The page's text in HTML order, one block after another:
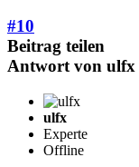
#10
Beitrag teilen
Antwort von ulfx
ulfx
Experte
Offline